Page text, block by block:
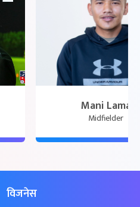
Mani Lama
Midfielder
विजनेस